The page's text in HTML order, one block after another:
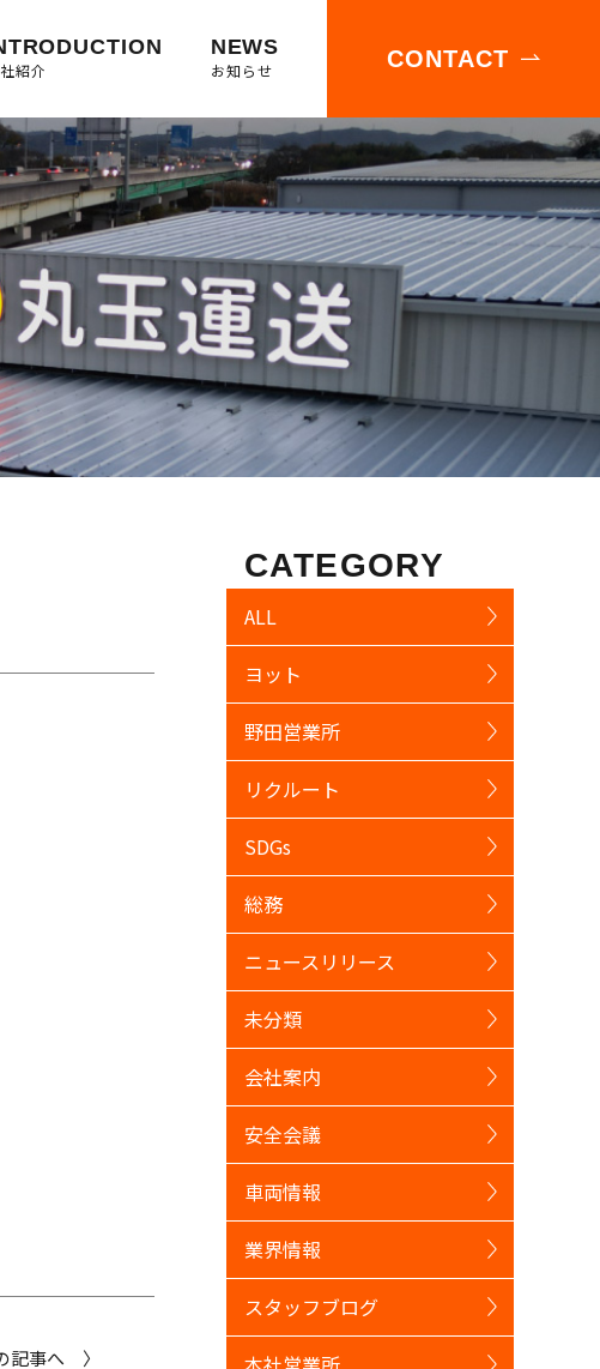
紹介
NEWS
お知らせ CONTACT
記事へ 〉
CATEGORY
ALL
ヨット
野田営業所
リクルート
SDGs
総務
ニュースリリース
未分類
会社案内
安全会議
車両情報
業界情報
スタッフブログ